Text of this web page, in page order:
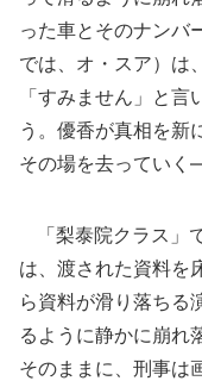
った車とそのナンバ
では、オ・スア）は
「すみません」と
う。優香が真相を新
その場を去っていく
「梨泰院クラス」
は、渡された資料を
ら資料が滑り落ちる
るように静かに崩れ
そのままに、刑事は